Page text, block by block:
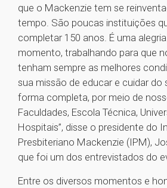
que o Mackenzie tem se
tempo. São poucas instituições
completar 150 anos. É uma
momento, trabalhando para que
tenham sempre as melhores
sua missão de educar e cuidar do
forma completa, por meio de
Faculdades, Escola Técnica,
Hospitais”, disse o presidente do
Presbiteriano Mackenzie (IPM),
que foi um dos entrevistados do
Entre os diversos momentos e